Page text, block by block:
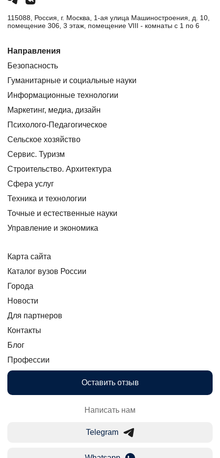
115088, Россия, г. Москва, 1-ая улица Машиностроения, д. 10,
помещение 306, 3 этаж, помещение VIII - комнаты с 1 по 6
Направления
Безопасность
Гуманитарные и социальные науки
Информационные технологии
Маркетинг, медиа, дизайн
Психолого-Педагогическое
Сельское хозяйство
Сервис. Туризм
Строительство. Архитектура
Сфера услуг
Техника и технологии
Точные и естественные науки
Управление и экономика
Карта сайта
Каталог вузов России
Города
Новости
Для партнеров
Контакты
Блог
Профессии
Оставить отзыв
Написать нам
Telegram